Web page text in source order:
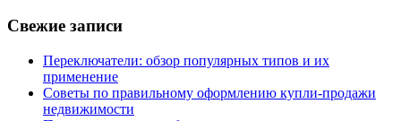
Свежие записи
Переключатели: обзор популярных типов и их
применение
Советы по правильному оформлению купли-продажи
недвижимости